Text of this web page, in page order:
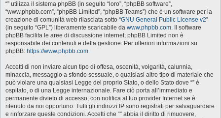
“” utilizza il sistema phpBB (in seguito “loro”, “phpBB software”,
“www.phpbb.com”, “phpBB Limited”, “phpBB Teams”) che è un software per la
creazione di comunità web rilasciata sotto “GNU General Public License v2”
(in seguito “GPL”) liberamente scaricabile da www.phpbb.com. Il software
phpBB facilita le aree di discussione internet; phpBB Limited non è
responsabile dei contenuti e della gestione. Per ulteriori informazioni su
phpBB: https://www.phpbb.com.
Accetti di non inviare alcun tipo di offesa, oscenità, volgarità, calunnia,
minaccia, messaggio a sfondo sessuale, o qualsiasi altro tipo di materiale che
può violare una qualsiasi Legge del proprio Stato, o dello Stato dove “” è
ospitato, o di una Legge internazionale. Fare ciò porta all’immediato e
permanente divieto di accesso, con notifica al tuo provider Internet se è
ritenuto da noi opportuno. Tutti gli indirizzi IP sono registrati per salvaguardare
e rinforzare queste condizioni. Accetti che “” abbia il diritto di rimuovere,